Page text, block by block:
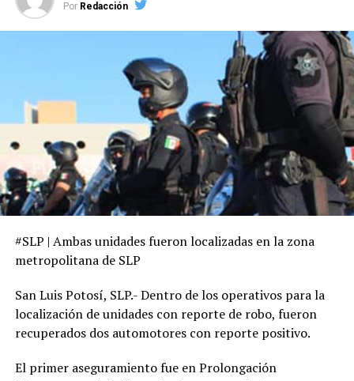
Por Redacción
#SLP | Ambas unidades fueron localizadas en la zona
metropolitana de SLP
San Luis Potosí, SLP.- Dentro de los operativos para la
localización de unidades con reporte de robo, fueron
recuperados dos automotores con reporte positivo.
El primer aseguramiento fue en Prolongación